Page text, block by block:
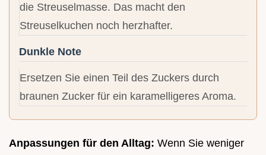
die Streuselmasse. Das macht den
Streuselkuchen noch herzhafter.
Dunkle Note
Ersetzen Sie einen Teil des Zuckers durch
braunen Zucker für ein karamelligeres Aroma.
Anpassungen für den Alltag: Wenn Sie weniger